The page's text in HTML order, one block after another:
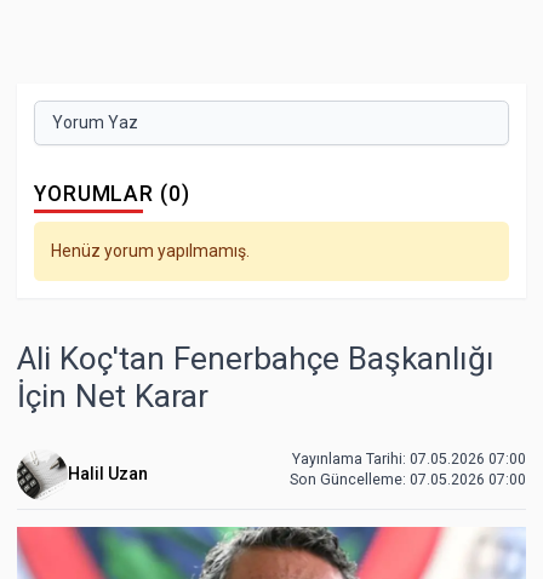
Yorum Yaz
YORUMLAR (0)
Henüz yorum yapılmamış.
Ali Koç'tan Fenerbahçe Başkanlığı
İçin Net Karar
Halil Uzan
Yayınlama Tarihi: 07.05.2026 07:00
Son Güncelleme: 07.05.2026 07:00